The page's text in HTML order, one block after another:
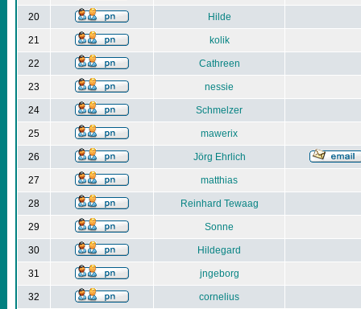
20 Hilde
21 kolik
22 Cathreen
23 nessie
24 Schmelzer
25 mawerix
26 Jörg Ehrlich
27 matthias
28 Reinhard Tewaag
29 Sonne
30 Hildegard
31 jngeborg
32 cornelius